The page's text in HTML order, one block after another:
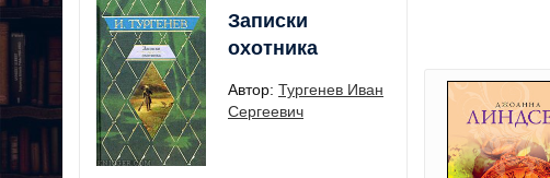
Записки
охотника
Автор: Тургенев Иван
Сергеевич